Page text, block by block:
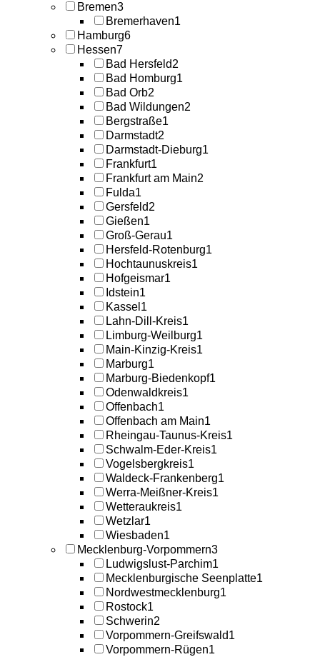
Bremen3
Bremerhaven1
Hamburg6
Hessen7
Bad Hersfeld2
Bad Homburg1
Bad Orb2
Bad Wildungen2
Bergstraße1
Darmstadt2
Darmstadt-Dieburg1
Frankfurt1
Frankfurt am Main2
Fulda1
Gersfeld2
Gießen1
Groß-Gerau1
Hersfeld-Rotenburg1
Hochtaunuskreis1
Hofgeismar1
Idstein1
Kassel 1
Lahn-Dill-Kreis1
Limburg-Weilburg1
Main-Kinzig-Kreis1
Marburg1
Marburg-Biedenkopf1
Odenwaldkreis1
Offenbach1
Offenbach am Main1
Rheingau-Taunus-Kreis1
Schwalm-Eder-Kreis1
Vogelsbergkreis1
Waldeck-Frankenberg1
Werra-Meißner-Kreis1
Wetteraukreis1
Wetzlar1
Wiesbaden1
Mecklenburg-Vorpommern3
Ludwigslust-Parchim1
Mecklenburgische Seenplatte1
Nordwestmecklenburg1
Rostock1
Schwerin2
Vorpommern-Greifswald1
Vorpommern-Rügen1